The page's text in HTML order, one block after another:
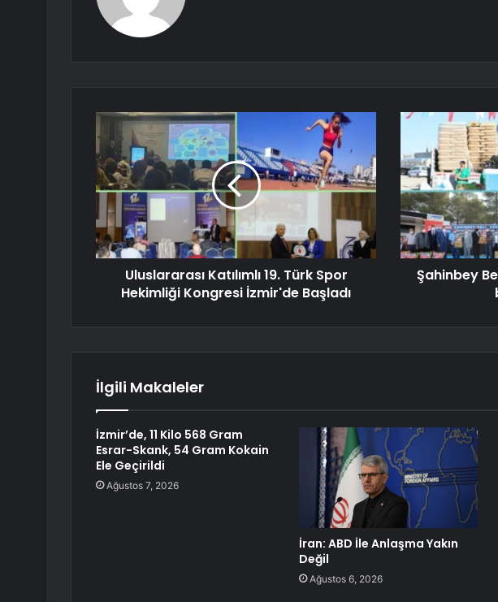
Uluslararası Katılımlı 19. Türk Spor
Hekimliği Kongresi İzmir'de Başladı
Şahinbey
İlgili Makaleler
İzmir’de, 11 Kilo 568 Gram
Esrar-Skank, 54 Gram Kokain
Ele Geçirildi
Ağustos 7, 2026
İran: ABD İle Anlaşma Yakın
Değil
Ağustos 6, 2026